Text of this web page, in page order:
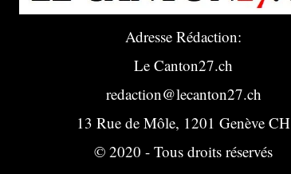
Adresse Rédaction:
Le Canton27.ch
redaction@lecanton27.ch
13 Rue de Môle, 1201 Genève CH
© 2020 - Tous droits réservés